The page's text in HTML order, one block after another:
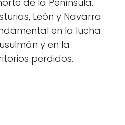
León y Navarra
en la lucha
y en la
perdidos.